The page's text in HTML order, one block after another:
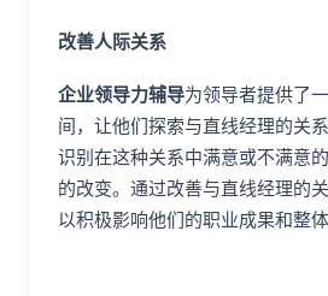
改善人际关系
企业领导力辅导为领导者提供了
间，让他们探索与直线经理的关
识别在这种关系中满意或不满意
的改变。通过改善与直线经理的
以积极影响他们的职业成果和整体